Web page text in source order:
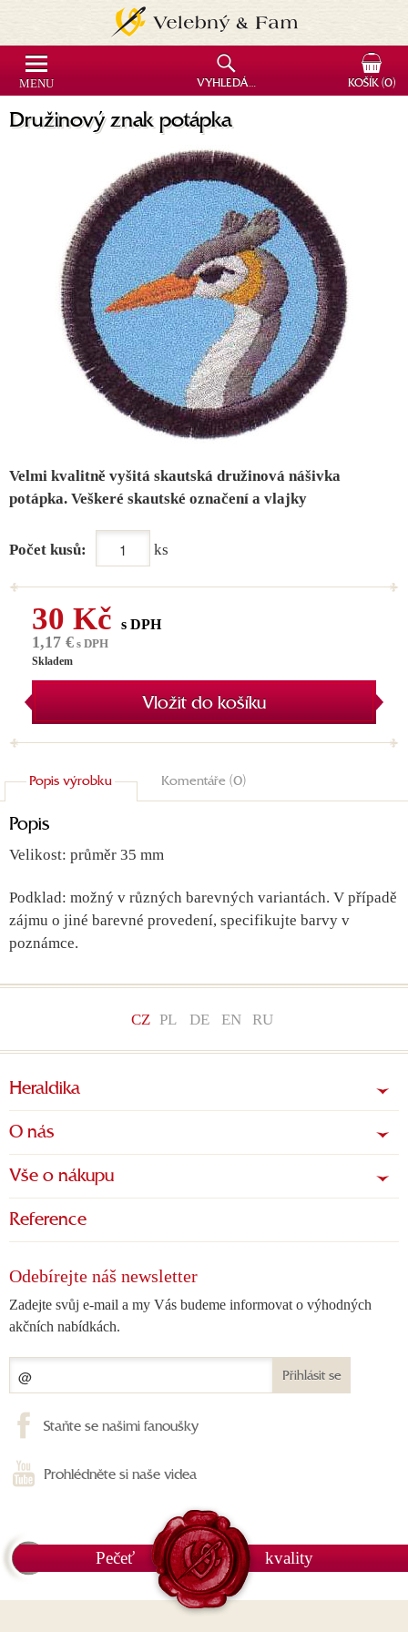
Družinový znak potápka
Velmi kvalitně vyšitá skautská družinová nášivka
potápka. Veškeré skautské označení a vlajky
Počet kusů: ks
30 Kč s DPH
1,17 € s DPH
Skladem
Vložit do košíku
Popis výrobku Komentáře (0)
Popis
Velikost: průměr 35 mm
Podklad: možný v různých barevných variantách. V případě
zájmu o jiné barevné provedení, specifikujte barvy v
poznámce.
CZ PL DE EN RU
Heraldika
O nás
Vše o nákupu
Reference
Odebírejte náš newsletter
Zadejte svůj e-mail a my Vás budeme informovat o výhodných
akčních nabídkách.
Přihlásit se
Staňte se našimi fanoušky
Prohlédněte si naše videa
Pečeť kvality
MENU VYHLEDÁVÁNÍ KOŠÍK(0)